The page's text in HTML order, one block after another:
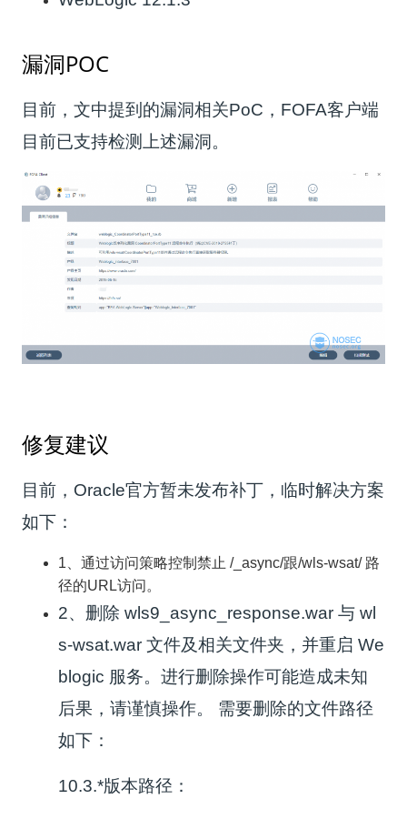
漏洞POC
目前，文中提到的漏洞相关PoC，FOFA客户端
目前已支持检测上述漏洞。
修复建议
目前，Oracle官方暂未发布补丁，临时解决方案
如下：
1、通过访问策略控制禁止 /_async/跟/wls-wsat/ 路
径的URL访问。
2、删除 wls9_async_response.war 与 wl
s-wsat.war 文件及相关文件夹，并重启 We
blogic 服务。进行删除操作可能造成未知
后果，请谨慎操作。 需要删除的文件路径
如下：
10.3.*版本路径：